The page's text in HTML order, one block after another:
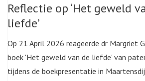
Reflectie op ‘Het geweld
liefde’
Op 21 April 2026 reageerde dr Margriet
boek 'Het geweld van de liefde' van
tijdens de boekpresentatie in